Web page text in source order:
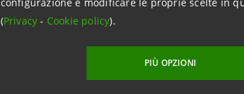
(Privacy- Cookie policy).
PIÙ OPZIONI